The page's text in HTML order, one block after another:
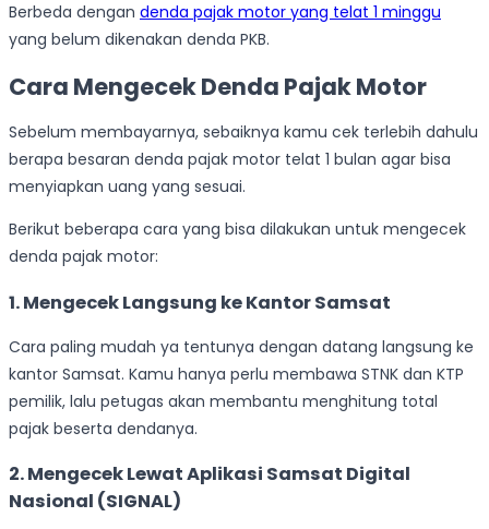
Berbeda dengan denda pajak motor yang telat 1 minggu
yang belum dikenakan denda PKB.
Cara Mengecek Denda Pajak Motor
Sebelum membayarnya, sebaiknya kamu cek terlebih dahulu
berapa besaran denda pajak motor telat 1 bulan agar bisa
menyiapkan uang yang sesuai.
Berikut beberapa cara yang bisa dilakukan untuk mengecek
denda pajak motor:
1. Mengecek Langsung ke Kantor Samsat
Cara paling mudah ya tentunya dengan datang langsung ke
kantor Samsat. Kamu hanya perlu membawa STNK dan KTP
pemilik, lalu petugas akan membantu menghitung total
pajak beserta dendanya.
2. Mengecek Lewat Aplikasi Samsat Digital
Nasional (SIGNAL)